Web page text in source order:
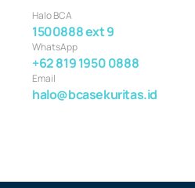
Halo BCA
1500888 ext 9
WhatsApp
+62 819 1950 0888
Email
halo@bcasekuritas.id